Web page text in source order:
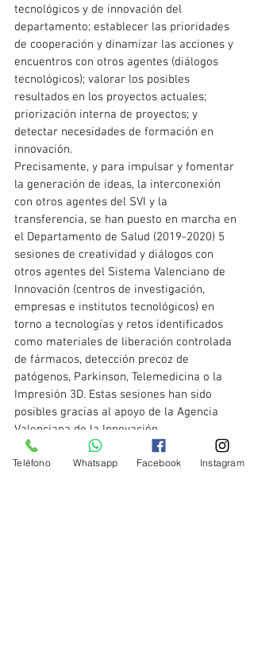
tecnológicos y de innovación del
departamento; establecer las prioridades
de cooperación y dinamizar las acciones y
encuentros con otros agentes (diálogos
tecnológicos); valorar los posibles
resultados en los proyectos actuales;
priorización interna de proyectos; y
detectar necesidades de formación en
innovación.
Precisamente, y para impulsar y fomentar
la generación de ideas, la interconexión
con otros agentes del SVI y la
transferencia, se han puesto en marcha en
el Departamento de Salud (2019-2020) 5
sesiones de creatividad y diálogos con
otros agentes del Sistema Valenciano de
Innovación (centros de investigación,
empresas e institutos tecnológicos) en
torno a tecnologías y retos identificados
como materiales de liberación controlada
de fármacos, detección precoz de
patógenos, Parkinson, Telemedicina o la
Impresión 3D. Estas sesiones han sido
posibles gracias al apoyo de la Agencia
Valenciana de la Innovación.
Para este próximo año 2021 una de las
actividades que el Comité de Innovación
Teléfono Whatsapp Facebook Instagram